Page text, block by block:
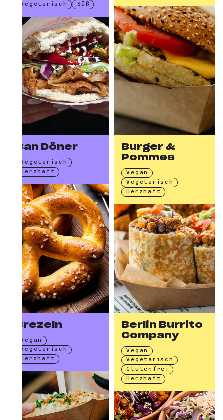
Vegetarisch
Süß
Can Döner
Vegetarisch
Herzhaft
Burger &
Pommes
Vegan
Vegetarisch
Herzhaft
Brezeln
Vegan
Vegetarisch
Herzhaft
Berlin Burrito
Company
Vegan
Vegetarisch
Glutenfrei
Herzhaft